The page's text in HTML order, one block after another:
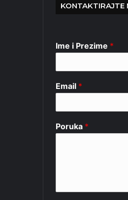
KONTAKTIRAJTE
Ime i Prezime *
Email *
Poruka *